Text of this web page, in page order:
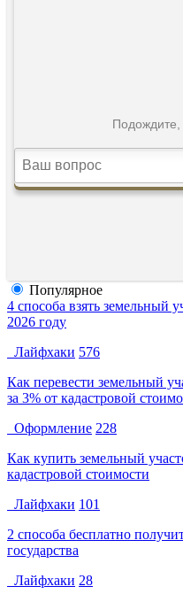
Популярное
4 способа взять земельный
2026 году
Лайфхаки 576
Как перевести земельный
за 3% от кадастровой
Оформление 228
Как купить земельный
кадастровой стоимости
Лайфхаки 101
2 способа бесплатно
государства
Лайфхаки 28